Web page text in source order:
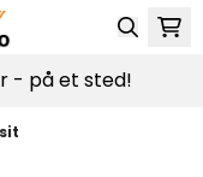
- på et sted!